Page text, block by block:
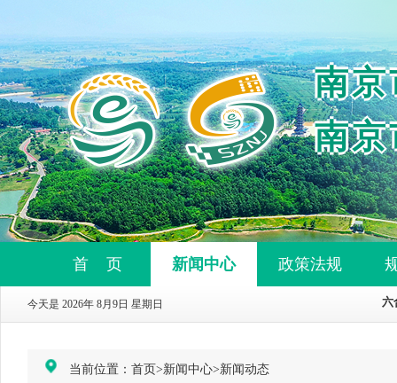
南
南
首 页 新闻中心 政策法规
今天是 2026年 8月9日 星期日
当前位置： 首页>新闻中心>新闻动态